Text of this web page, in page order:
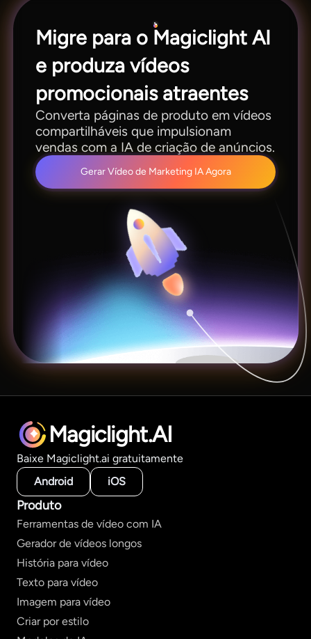
Migre para o Magiclight AI
e produza vídeos
promocionais atraentes
Converta páginas de produto em vídeos
compartilháveis que impulsionam
vendas com a IA de criação de anúncios.
Gerar Vídeo de Marketing IA Agora
Magiclight.AI
Baixe Magiclight.ai gratuitamente
Android
iOS
Produto
Ferramentas de vídeo com IA
Gerador de vídeos longos
História para vídeo
Texto para vídeo
Imagem para vídeo
Criar por estilo